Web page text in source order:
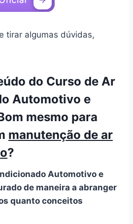
tirar algumas dúvidas,
do Curso de Ar
Automotivo e
mesmo para
manutenção de ar
?
Automotivo e
de maneira a abranger
quanto conceitos